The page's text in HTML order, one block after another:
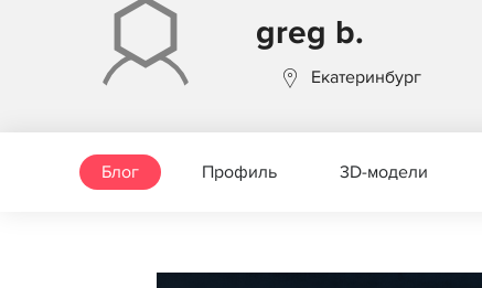
greg b.
Екатеринбург
Блог Профиль 3D-модели